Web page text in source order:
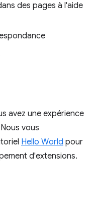
des pages à l'aide
avez une expérience
vous
Hello World pour
d'extensions.